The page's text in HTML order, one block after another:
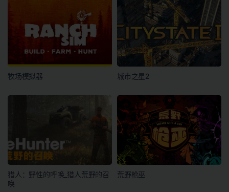
牧场模拟器 城市之星2
猎人：野性的呼唤_猎人荒野的召
唤
荒野枪巫